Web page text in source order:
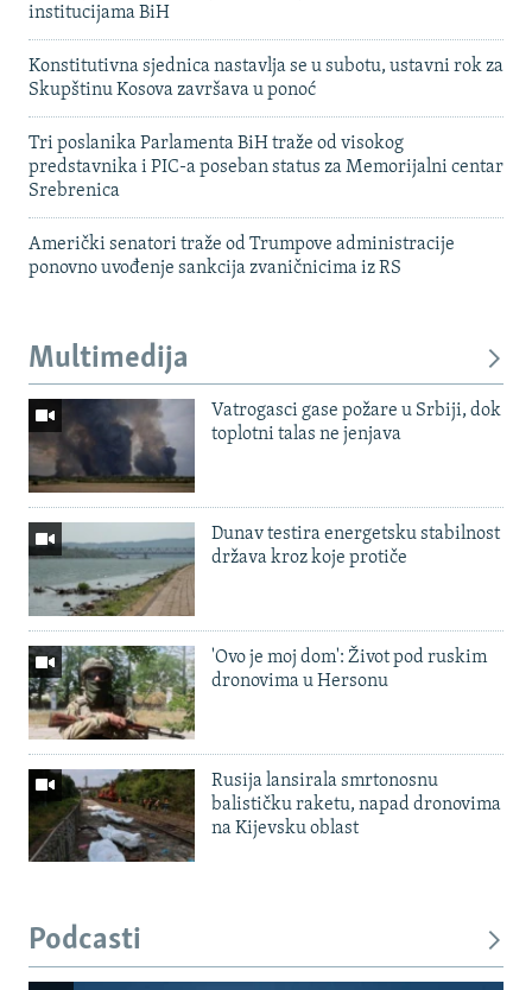
institucijama BiH
Konstitutivna sjednica nastavlja se u subotu, ustavni rok za
Skupštinu Kosova završava u ponoć
Tri poslanika Parlamenta BiH traže od visokog
predstavnika i PIC-a poseban status za Memorijalni centar
Srebrenica
Američki senatori traže od Trumpove administracije
ponovno uvođenje sankcija zvaničnicima iz RS
Multimedija
Vatrogasci gase požare u Srbiji, dok
toplotni talas ne jenjava
Dunav testira energetsku stabilnost
država kroz koje protiče
'Ovo je moj dom': Život pod ruskim
dronovima u Hersonu
Rusija lansirala smrtonosnu
balističku raketu, napad dronovima
na Kijevsku oblast
Podcasti